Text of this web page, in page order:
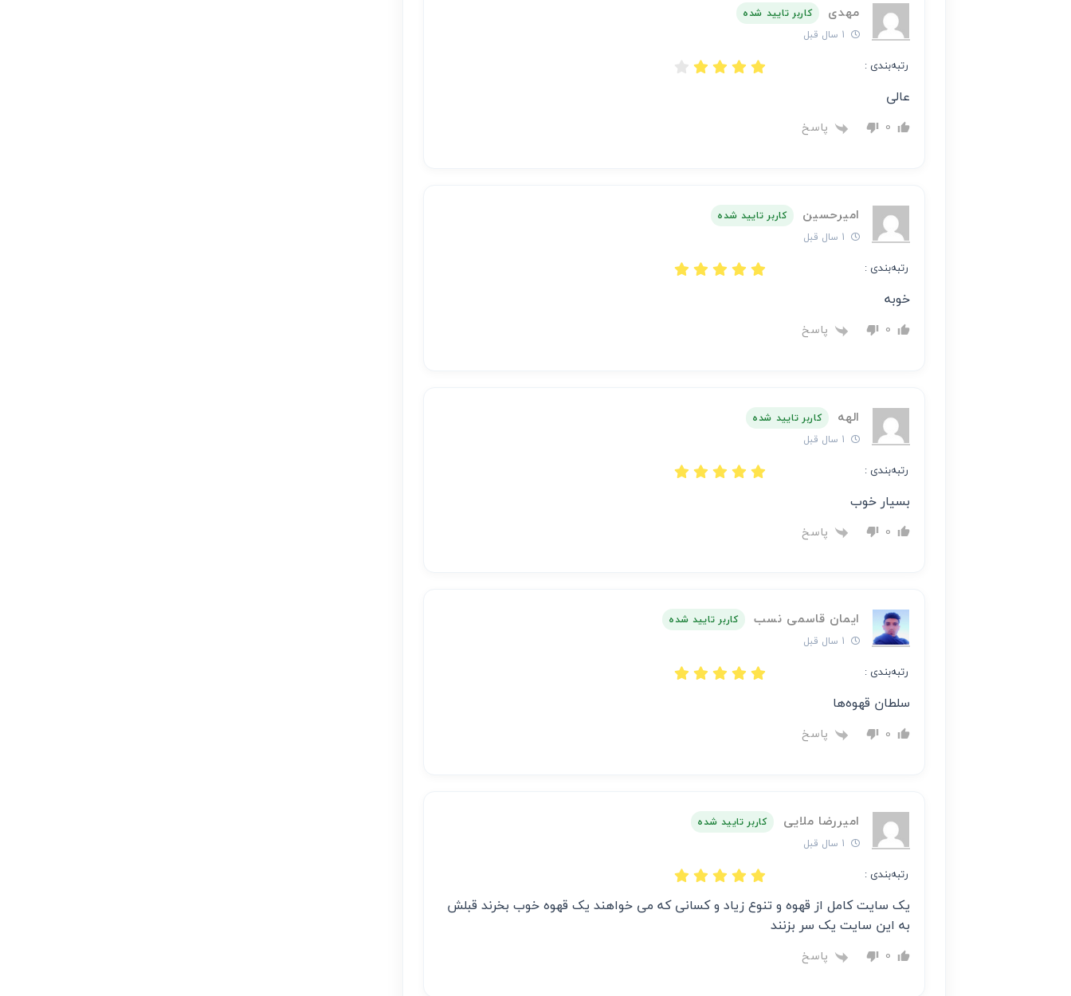
عهده
نویسنده
است
مهدی
کاربر تایید شده
رتبه‌بندی :
عالی
0 پاسخ
امیرحسین
کاربر تایید شده
رتبه‌بندی :
خوبه
0 پاسخ
الهه
کاربر تایید شده
رتبه‌بندی :
بسیار خوب
0 پاسخ
ایمان قاسمی نسب
کاربر تایید شده
رتبه‌بندی :
سلطان قهوه‌ها
0 پاسخ
امیررضا ملایی
کاربر تایید شده
رتبه‌بندی :
یک سایت کامل از قهوه و تنوع زیاد و کسانی که می خواهند یک قهوه خوب بخرند قبلش
به این سایت یک سر بزنند
0 پاسخ